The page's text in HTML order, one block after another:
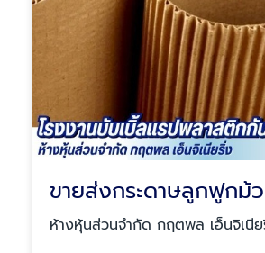
ห้างหุ้นส่วนจำกัด กฤตพล เอ็นจิเนี